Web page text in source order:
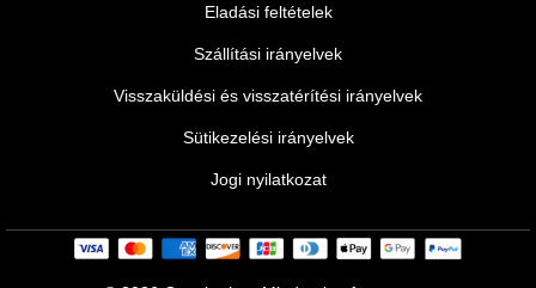
Eladási feltételek
Szállítási irányelvek
Visszaküldési és visszatérítési irányelvek
Sütikezelési irányelvek
Jogi nyilatkozat